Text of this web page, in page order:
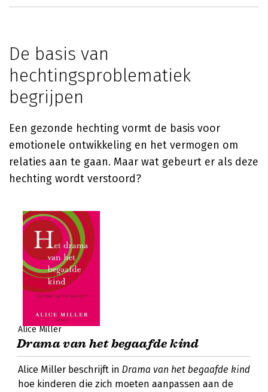
De basis van
hechtingsproblematiek
begrijpen
Een gezonde hechting vormt de basis voor
emotionele ontwikkeling en het vermogen om
relaties aan te gaan. Maar wat gebeurt er als deze
hechting wordt verstoord?
Alice Miller
Drama van het begaafde kind
Alice Miller beschrijft in Drama van het begaafde kind
hoe kinderen die zich moeten aanpassen aan de